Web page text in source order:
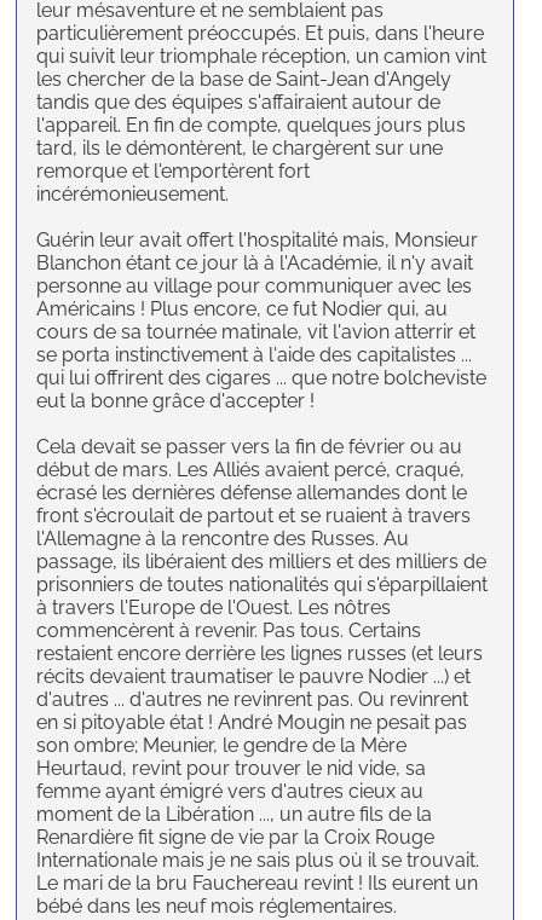
leur mésaventure et ne semblaient pas
particulièrement préoccupés. Et puis, dans l'heure
qui suivit leur triomphale réception, un camion vint
les chercher de la base de Saint-Jean d'Angely
tandis que des équipes s'affairaient autour de
l'appareil. En fin de compte, quelques jours plus
tard, ils le démontèrent, le chargèrent sur une
remorque et l'emportèrent fort
incérémonieusement.
Guérin leur avait offert l'hospitalité mais, Monsieur
Blanchon étant ce jour là à l'Académie, il n'y avait
personne au village pour communiquer avec les
Américains ! Plus encore, ce fut Nodier qui, au
cours de sa tournée matinale, vit l'avion atterrir et
se porta instinctivement à l'aide des capitalistes ...
qui lui offrirent des cigares ... que notre bolcheviste
eut la bonne grâce d'accepter !
Cela devait se passer vers la fin de février ou au
début de mars. Les Alliés avaient percé, craqué,
écrasé les dernières défense allemandes dont le
front s'écroulait de partout et se ruaient à travers
l'Allemagne à la rencontre des Russes. Au
passage, ils libéraient des milliers et des milliers de
prisonniers de toutes nationalités qui s'éparpillaient
à travers l'Europe de l'Ouest. Les nôtres
commencèrent à revenir. Pas tous. Certains
restaient encore derrière les lignes russes (et leurs
récits devaient traumatiser le pauvre Nodier ...) et
d'autres ... d'autres ne revinrent pas. Ou revinrent
en si pitoyable état ! André Mougin ne pesait pas
son ombre; Meunier, le gendre de la Mère
Heurtaud, revint pour trouver le nid vide, sa
femme ayant émigré vers d'autres cieux au
moment de la Libération ..., un autre fils de la
Renardière fit signe de vie par la Croix Rouge
Internationale mais je ne sais plus où il se trouvait.
Le mari de la bru Fauchereau revint ! Ils eurent un
bébé dans les neuf mois réglementaires.